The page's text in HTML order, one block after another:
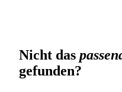
Nicht das
gefunden?